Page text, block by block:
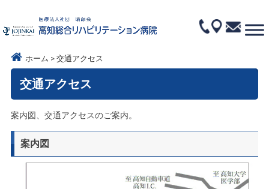
ホーム 交通アクセス
交通アクセス
案内図、交通アクセスのご案内。
案内図